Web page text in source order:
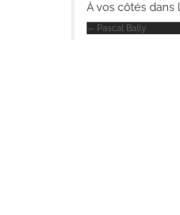
À vos côtés dans
Pascal Bally